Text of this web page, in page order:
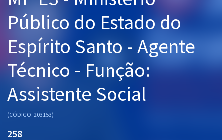
Pós
Graduação
OAB
Mentorias
Questões grátis
Conteúdo gratuito
Público do Estado do
Espírito Santo - Agente
Técnico - Função:
Assistente Social
(CÓDIGO: 203153)
258